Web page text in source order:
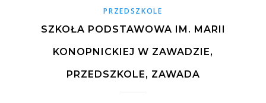
PRZEDSZKOLE
SZKOŁA PODSTAWOWA IM. MARII
KONOPNICKIEJ W ZAWADZIE,
PRZEDSZKOLE, ZAWADA